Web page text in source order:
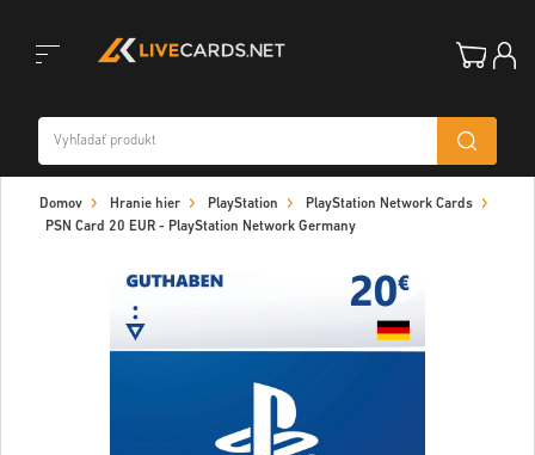
navigation
Domov Hranie hier PlayStation
PlayStation Network Cards
PSN Card 20 EUR - PlayStation Network Germany